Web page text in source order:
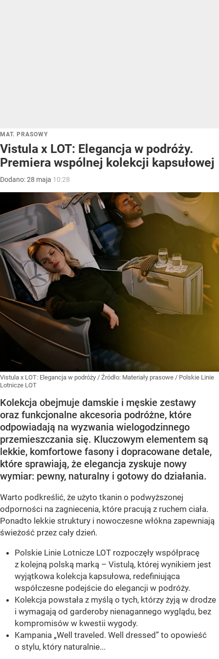
MAT. PRASOWY
Vistula x LOT: Elegancja w podróży.
Premiera wspólnej kolekcji kapsułowej
Dodano:28 maja 10:28
Vistula x LOT: Elegancja w podróży / Źródło: Materiały prasowe / Polskie Linie
Lotnicze LOT
Kolekcja obejmuje damskie i męskie zestawy
oraz funkcjonalne akcesoria podróżne, które
odpowiadają na wyzwania wielogodzinnego
przemieszczania się. Kluczowym elementem są
lekkie, komfortowe fasony i dopracowane detale,
które sprawiają, że elegancja zyskuje nowy
wymiar: pewny, naturalny i gotowy do działania.
Warto podkreślić, że użyto tkanin o podwyższonej
odporności na zagniecenia, które pracują z ruchem ciała.
Ponadto lekkie struktury i nowoczesne włókna zapewniają
świeżość przez cały dzień.
Polskie Linie Lotnicze LOT rozpoczęły współpracę
z kolejną polską marką – Vistulą, której wynikiem jest
wyjątkowa kolekcja kapsułowa, redefiniująca
współczesne podejście do elegancji w podróży.
Kolekcja powstała z myślą o tych, którzy żyją w drodze
i wymagają od garderoby nienagannego wyglądu, bez
kompromisów w kwestii wygody.
Kampania „Well traveled. Well dressed” to opowieść
o stylu, który naturalnie...